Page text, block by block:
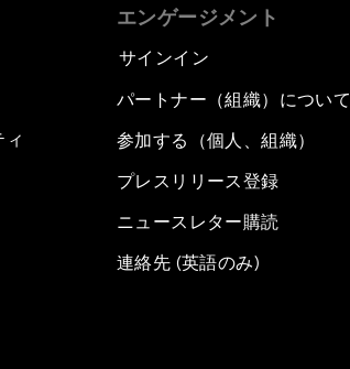
エンゲージメント
サインイン
パートナー（組織）について
参加する（個人、組織）
プレスリリース登録
ニュースレター購読
連絡先 (英語のみ)